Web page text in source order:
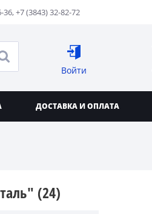
36,+7 (3843) 32-82-72
Войти
ДОСТАВКА И ОПЛАТА
(24)